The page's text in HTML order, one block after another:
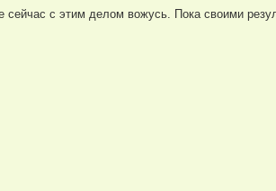
сейчас с этим делом вожусь. Пока своими